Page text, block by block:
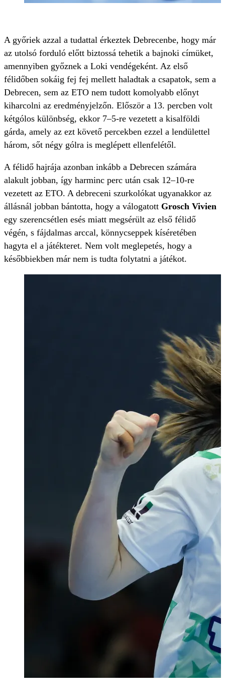
A győriek azzal a tudattal érkeztek Debrecenbe, hogy már
az utolsó forduló előtt biztossá tehetik a bajnoki címüket,
amennyiben győznek a Loki vendégeként. Az első
félidőben sokáig fej fej mellett haladtak a csapatok, sem a
Debrecen, sem az ETO nem tudott komolyabb előnyt
kiharcolni az eredményjelzőn. Először a 13. percben volt
kétgólos különbség, ekkor 7–5-re vezetett a kisalföldi
gárda, amely az ezt követő percekben ezzel a lendülettel
három, sőt négy gólra is meglépett ellenfelétől.
A félidő hajrája azonban inkább a Debrecen számára
alakult jobban, így harminc perc után csak 12–10-re
vezetett az ETO. A debreceni szurkolókat ugyanakkor az
állásnál jobban bántotta, hogy a válogatott Grosch Vivien
egy szerencsétlen esés miatt megsérült az első félidő
végén, s fájdalmas arccal, könnycseppek kíséretében
hagyta el a játékteret. Nem volt meglepetés, hogy a
későbbiekben már nem is tudta folytatni a játékot.